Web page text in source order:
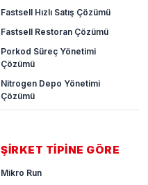
Fastsell Hızlı Satış Çözümü
Fastsell Restoran Çözümü
Porkod Süreç Yönetimi
Çözümü
Nitrogen Depo Yönetimi
Çözümü
ŞİRKET TİPİNE GÖRE
Mikro Run